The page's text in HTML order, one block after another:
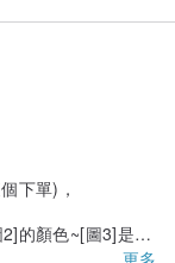
下單)，
的顏色~[圖3]是內